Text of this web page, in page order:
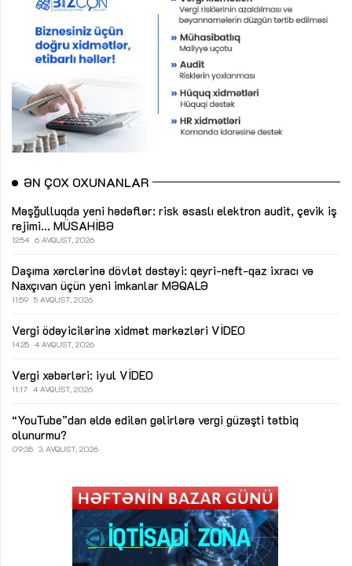
ƏN ÇOX OXUNANLAR
Məşğulluqda yeni hədəflər: risk əsaslı elektron audit, çevik iş
rejimi... MÜSAHİBƏ
12:54 6 AVQUST, 2026
Daşıma xərclərinə dövlət dəstəyi: qeyri-neft-qaz ixracı və
Naxçıvan üçün yeni imkanlar MƏQALƏ
11:59 5 AVQUST, 2026
Vergi ödəyicilərinə xidmət mərkəzləri VİDEO
14:25 4 AVQUST, 2026
Vergi xəbərləri: iyul VİDEO
11:17 4 AVQUST, 2026
“YouTube”dan əldə edilən gəlirlərə vergi güzəşti tətbiq
olunurmu?
09:35 3 AVQUST, 2026